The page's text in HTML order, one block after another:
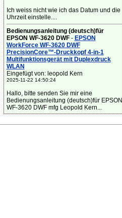
Ich weiss nicht wie ich das Datum und die
Uhrzeit einstelle....
Bedienungsanleitung (deutsch)für
EPSON WF-3620 DWF- EPSON
WorkForce WF-3620 DWF
PrecisionCore™-Druckkopf 4-in-1
Multifunktionsgerät mit Duplexdruck
WLAN
Eingefügt von: leopold Kern
2025-11-22 14:50:24
Hallo, bitte senden Sie mir eine
Bedienungsanleitung (deutsch)für EPSON
WF-3620 DWF mfg Leopold Kern...